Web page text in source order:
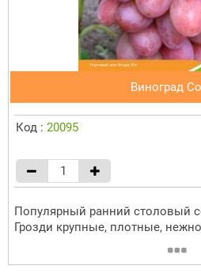
Виноград
Код : 20095
Популярный ранний столовый
Грозди крупные, плотные,